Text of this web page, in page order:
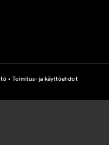
•Toimitus- ja käyttöehdot